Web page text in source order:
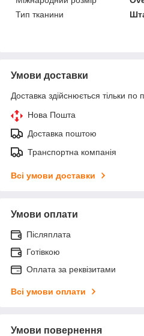
Тип тканини
Умови доставки
Доставка здійснюється тільки по
Нова Пошта
Доставка поштою
Транспортна компанія
Всі умови доставки
Умови оплати
Післяплата
Готівкою
Оплата за реквізитами
Всі умови оплати
Умови повернення